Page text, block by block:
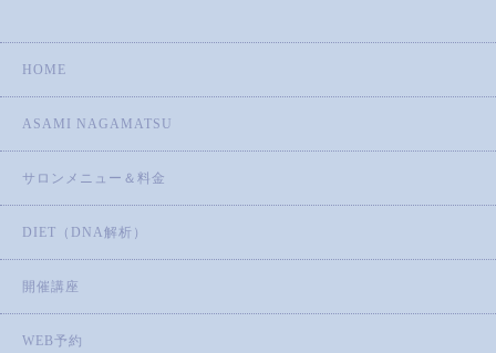
HOME
ASAMI NAGAMATSU
サロンメニュー＆料金
DIET（DNA解析）
開催講座
WEB予約